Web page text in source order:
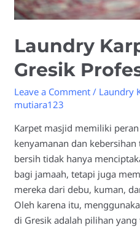
Laundry
Gresik
Leave a Comment / Laundry
mutiara123
Karpet masjid memiliki
kenyamanan dan
bersih tidak hanya
bagi jamaah, tetapi juga
mereka dari debu, kuman,
Oleh karena itu,
di Gresik adalah pilihan